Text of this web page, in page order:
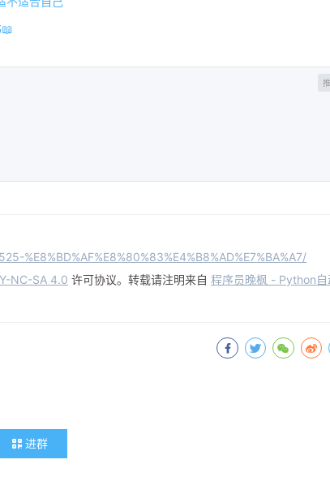
NC-SA 4.0 许可协议。转载请注明来自 程序员晚枫 - Python自
进群